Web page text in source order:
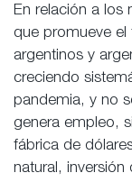
En relación a los
que promueve el
argentinos y
creciendo
pandemia, y no
genera empleo,
fábrica de
natural,